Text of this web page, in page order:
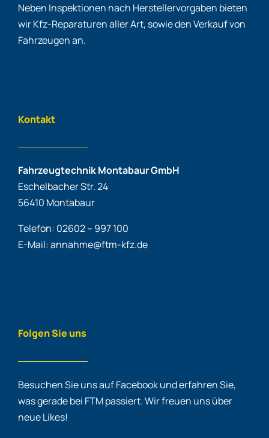
Neben Inspektionen nach Herstellervorgaben bieten
wir Kfz-Reparaturen aller Art, sowie den Verkauf von
Fahrzeugen an.
Kontakt
Fahrzeugtechnik Montabaur GmbH
Eschelbacher Str. 24
56410 Montabaur
Telefon: 02602 – 997 100
E-Mail: annahme@ftm-kfz.de
Folgen Sie uns
Besuchen Sie uns auf Facebook und erfahren Sie,
was gerade bei FTM passiert. Wir freuen uns über
neue Likes!